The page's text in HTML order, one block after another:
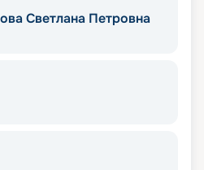
Светлана Петровна